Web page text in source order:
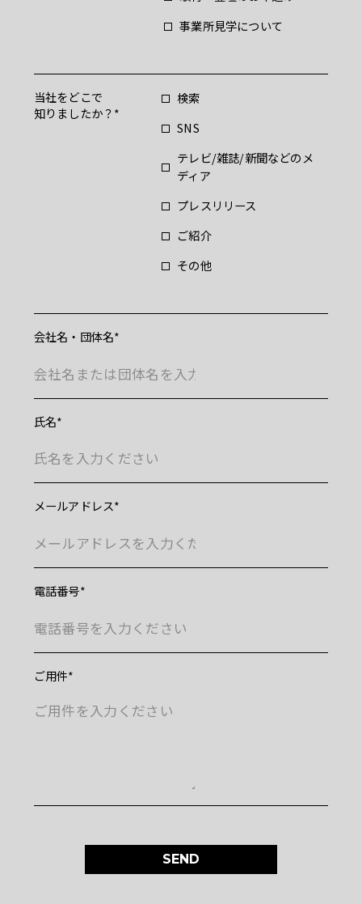
事業所見学について
当社をどこで
知りましたか？
検索
SNS
テレビ/雑誌/新聞などのメ
ディア
プレスリリース
ご紹介
その他
会社名・団体名
氏名
メールアドレス
電話番号
ご用件
SEND
お問合せいただき
ありがとうございます
お問合せいただいた内容については確認の上